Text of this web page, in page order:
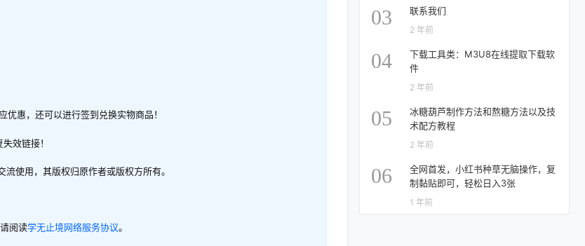
惠，还可以进行签到兑换实物商品！
效链接！
使用，其版权归原作者或版权方所有。
阅读学无止境网络服务协议。
03 联系我们
2 年前
04
下载工具类：M3U8在线提取下载软
件
2 年前
05
冰糖葫芦制作方法和熬糖方法以及技
术配方教程
2 年前
06
全网首发，小红书种草无脑操作，复
制黏贴即可，轻松日入3张
1 年前